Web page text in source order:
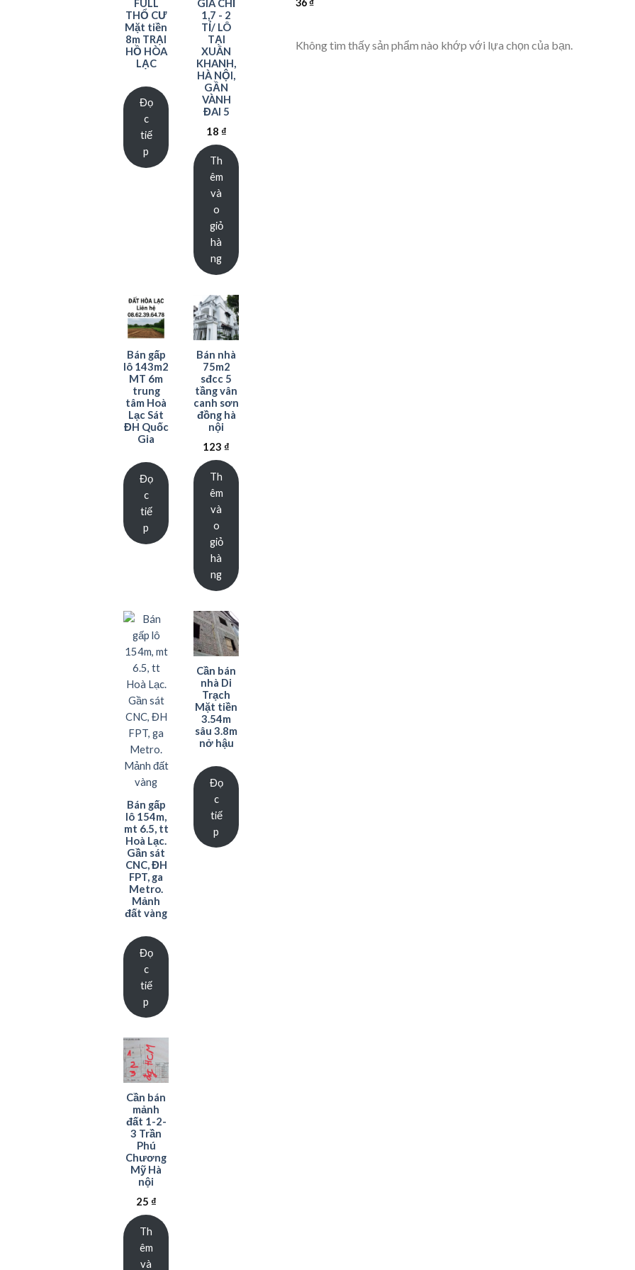
THỔ CƯ
Mặt tiền
8m TRẠI
HỒ HÒA
LẠC
Đọ
c
tiế
p
1,7 - 2
TỈ/ LÔ
TẠI
XUÂN
KHANH,
HÀ NỘI,
GẦN
VÀNH
ĐAI 5
18 ₫
Th
êm
và
o
giỏ
hà
ng
Bán gấp
lô 143m2
MT 6m
trung
tâm Hoà
Lạc Sát
ĐH Quốc
Gia
Đọ
c
tiế
p
Bán nhà
75m2
sđcc 5
tầng vân
canh sơn
đồng hà
nội
123 ₫
Th
êm
và
o
giỏ
hà
ng
Bán gấp
lô 154m,
mt 6.5, tt
Hoà Lạc.
Gần sát
CNC, ĐH
FPT, ga
Metro.
Mảnh
đất vàng
Đọ
c
tiế
p
Cần bán
nhà Di
Trạch
Mặt tiền
3.54m
sâu 3.8m
nở hậu
Đọ
c
tiế
p
Cần bán
mảnh
đất 1-2-
3 Trần
Phú
Chương
Mỹ Hà
nội
25 ₫
Th
êm
và
36₫
Không tìm thấy sản phẩm nào khớp với lựa chọn của bạn.